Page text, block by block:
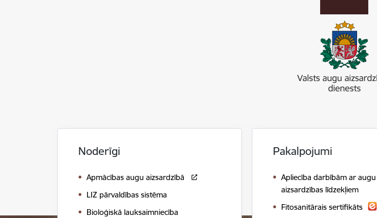
Noderīgi
Apmācības augu aizsardzībā
LIZ pārvaldības sistēma
Bioloģiskā lauksaimniecība
Pakalpojumi
Apliecība darbībām ar augu
aizsardzības līdzekļiem
Fitosanitārais sertifikāts